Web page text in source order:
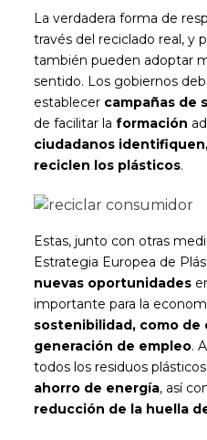
La verdadera forma de
través del reciclado real, y
también pueden adoptar
sentido. Los gobiernos
establecer campañas de
de facilitar laformación
ciudadanos
reciclen los plásticos.
Estas, junto con otras
Estrategia Europea de
nuevas oportunidades
importante para la
sostenibilidad, como
generación de empleo.
todos los residuos
ahorro de energía, así
reducción de la huella